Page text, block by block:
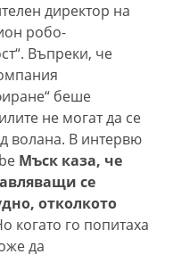
директор на
робо-
Въпреки, че
беше
не могат да се
волана. В интервю
Мъск каза, че
се
отколкото
когато го попитаха
да